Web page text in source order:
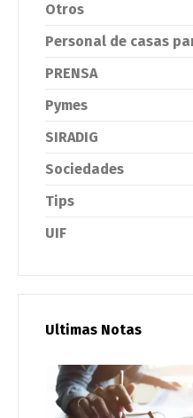
Otros
Personal de casas
PRENSA
Pymes
SIRADIG
Sociedades
Tips
UIF
Ultimas Notas